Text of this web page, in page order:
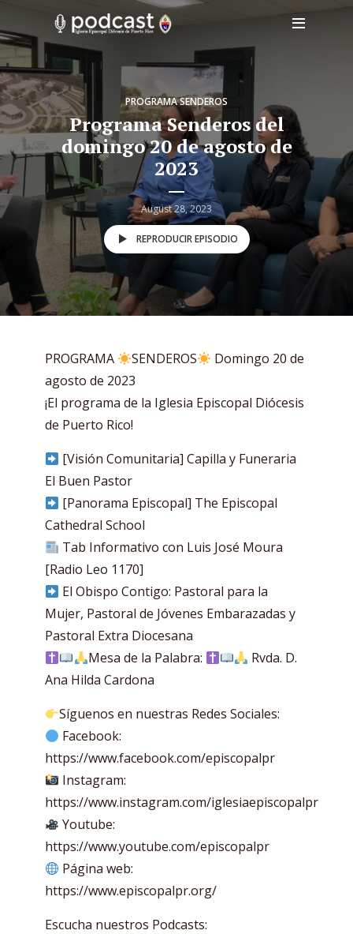
PROGRAMA SENDEROS
Programa Senderos del
domingo 20 de agosto de
2023
August 28, 2023
REPRODUCIR EPISODIO
PROGRAMA SENDEROS
Domingo 20 de
agosto de 2023
¡El programa de la Iglesia Episcopal Diócesis
de Puerto Rico!
[Visión Comunitaria] Capilla y Funeraria
El Buen Pastor
[Panorama Episcopal] The Episcopal
Cathedral School
Tab Informativo con Luis José Moura
[Radio Leo 1170]
El Obispo Contigo: Pastoral para la
Mujer, Pastoral de Jóvenes Embarazadas y
Pastoral Extra Diocesana
Mesa de la Palabra:
Rvda. D.
Ana Hilda Cardona
Síguenos en nuestras Redes Sociales:
Facebook:
https://www.facebook.com/episcopalpr
Instagram:
https://www.instagram.com/iglesiaepiscopalpr
Youtube:
https://www.youtube.com/episcopalpr
Página web:
https://www.episcopalpr.org/
Escucha nuestros Podcasts: